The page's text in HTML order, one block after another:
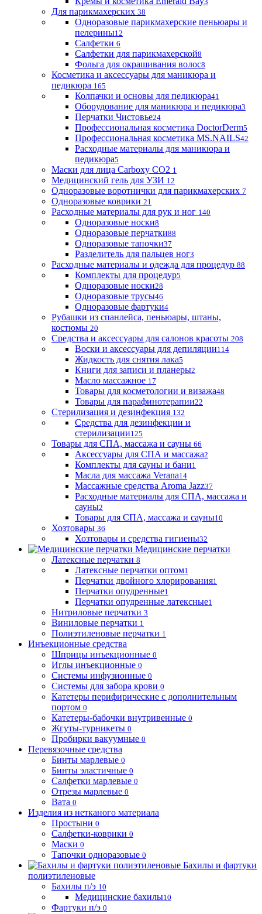
Для парикмахерских 38
Одноразовые парикмахерские пеньюары и
пелерины12
Салфетки 6
Салфетки для парикмахерской8
Фольга для окрашивания волос8
Косметика и аксессуары для маникюра и
педикюра 165
Колпачки и основы для педикюра41
Оборудование для маникюра и педикюра3
Перчатки Чистовье24
Профессиональная косметика DoctorDerm5
Профессиональная косметика MS.NAILS42
Расходные материалы для маникюра и
педикюра5
Маски для лица Carboxy CO2 1
Медицинский гель для УЗИ 12
Одноразовые воротнички для парикмахерских 7
Одноразовые коврики 21
Расходные материалы для рук и ног 140
Одноразовые носки8
Одноразовые перчатки88
Одноразовые тапочки37
Разделитель для пальцев ног3
Расходные материалы и одежда для процедур 88
Комплекты для процедур5
Одноразовые носки28
Одноразовые трусы46
Одноразовые фартуки4
Рубашки из спанлейса, пеньюары, штаны,
костюмы 20
Средства и аксессуары для салонов красоты 208
Воски и аксессуары для депиляции114
Жидкость для снятия лака5
Книги для записи и планеры2
Масло массажное 17
Товары для косметологии и визажа48
Товары для парафинотерапии22
Стерилизация и дезинфекция 132
Средства для дезинфекции и
стерилизации125
Товары для СПА, массажа и сауны 66
Аксессуары для СПА и массажа2
Комплекты для сауны и бани1
Масла для массажа Verana14
Массажные средства Aroma Jazz37
Расходные материалы для СПА, массажа и
сауны2
Товары для СПА, массажа и сауны10
Хозтовары 36
Хозтовары и средства гигиены32
Медицинские перчатки
Латексные перчатки 8
Латексные перчатки оптом1
Перчатки двойного хлорирования1
Перчатки опудренные1
Перчатки опудренные латексные1
Нитриловые перчатки 3
Виниловые перчатки 1
Полиэтиленовые перчатки 1
Инъекционные средства
Шприцы инъекционные 0
Иглы инъекционные 0
Системы инфузионные 0
Системы для забора крови 0
Катетеры перифирические с дополнительным
портом 0
Катетеры-бабочки внутривенные 0
Жгуты-турникеты 0
Пробирки вакуумные 0
Перевязочные средства
Бинты марлевые 0
Бинты эластичные 0
Салфетки марлевые 0
Отрезы марлевые 0
Вата 0
Изделия из нетканого материала
Простыни 0
Салфетки-коврики 0
Маски 0
Тапочки одноразовые 0
Бахилы и фартуки
полиэтиленовые
Бахилы п/э 10
Медицинские бахилы10
Фартуки п/э 0